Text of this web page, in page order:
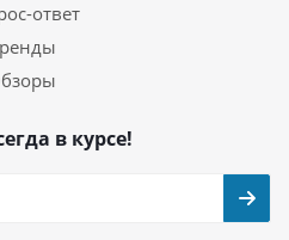
ответ
в курсе!